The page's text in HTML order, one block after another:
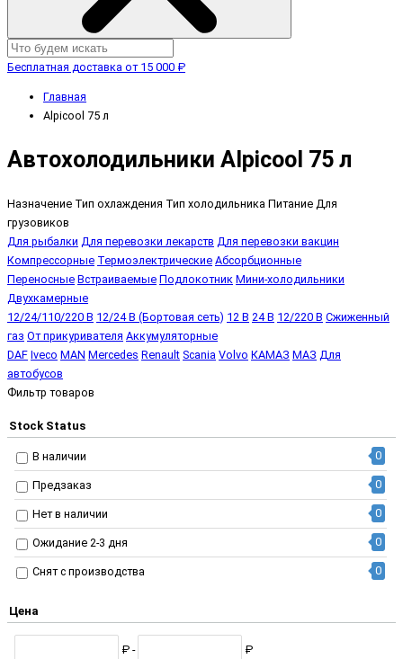
Бесплатная доставка от 15 000 ₽
Главная
Alpicool 75 л
Автохолодильники Alpicool 75 л
Назначение Тип охлаждения Тип холодильника Питание Для
грузовиков
Для рыбалки Для перевозки лекарств Для перевозки вакцин
Компрессорные Термоэлектрические Абсорбционные
Переносные Встраиваемые Подлокотник Мини-холодильники
Двухкамерные
12/24/110/220 В 12/24 В (Бортовая сеть) 12 В 24 В 12/220 В Сжиженный
газ От прикуривателя Аккумуляторные
DAF Iveco MAN Mercedes Renault Scania Volvo КАМАЗ МАЗ Для
автобусов
Фильтр товаров
Stock Status
В наличии 0
Предзаказ 0
Нет в наличии 0
Ожидание 2-3 дня 0
Снят с производства 0
Цена
₽ - ₽